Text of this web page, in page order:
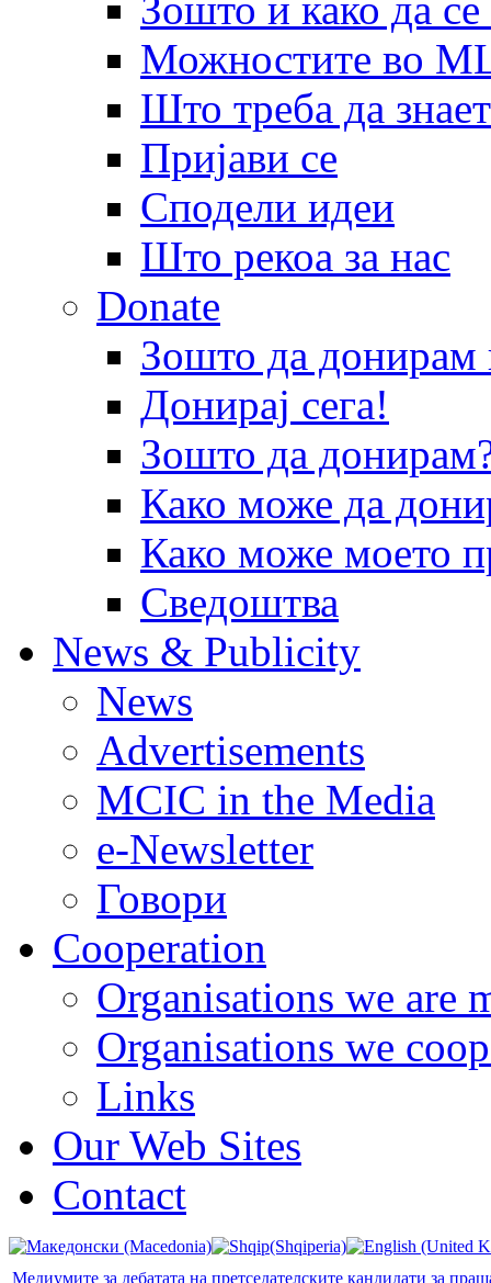
Можностите во
Што треба да
Пријави се
Сподели идеи
Што рекоа за нас
Donate
Зошто да
Донирај сега!
Зошто да
Како може да
Како може моето
Сведоштва
News & Publicity
News
Advertisements
MCIC in the Media
e-Newsletter
Говори
Cooperation
Organisations we are
Organisations we
Links
Our Web Sites
Contact
Медиумите за дебатата на претседателските кандидати за